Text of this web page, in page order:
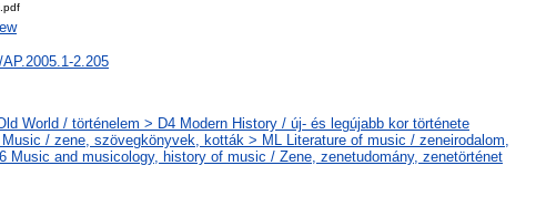
2.205
World / történelem > D4 Modern History / új- és legújabb kor története
/ zene, szövegkönyvek, kották > ML Literature of music / zeneirodalom,
Music and musicology, history of music / Zene, zenetudomány, zenetörténet